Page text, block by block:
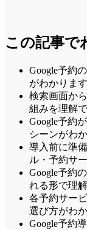
この記事で
Google予約
がわかります
検索画面か
組みを理解
Google予約
シーンがわ
導入前に準
ル・予約サ
Google予約
れる形で理
各予約サー
選び方がわ
Google予約